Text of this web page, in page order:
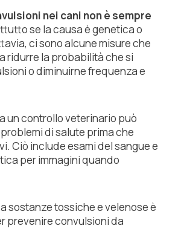
nei cani non è sempre
se la causa è genetica o
ci sono alcune misure che
ridurre la probabilità che si
o diminuirne frequenza e
un controllo veterinario può
di salute prima che
Ciò include esami del sangue e
per immagini quando
sostanze tossiche e velenose è
prevenire convulsioni da